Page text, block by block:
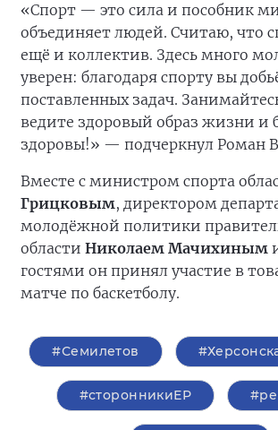
«Спорт — это сила и пособник
объединяет людей. Считаю, что
ещё и коллектив. Здесь много
уверен: благодаря спорту вы
поставленных задач.
ведите здоровый образ жизни и
здоровы!» — подчеркнул Роман
Вместе с министром спорта
Грицковым, директором
молодёжной политики
области Николаем Мачихиным
гостями он принял участие в
матче по баскетболу.
#Семилетов
#сторонникиЕР